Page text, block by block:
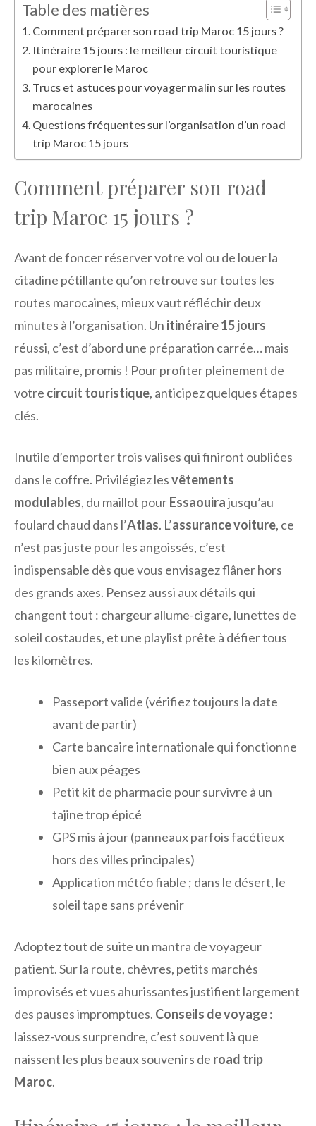
Table des matières
Comment préparer son road trip Maroc 15 jours ?
Itinéraire 15 jours : le meilleur circuit touristique
pour explorer le Maroc
Trucs et astuces pour voyager malin sur les routes
marocaines
Questions fréquentes sur l’organisation d’un road
trip Maroc 15 jours
Comment préparer son road
trip Maroc 15 jours ?
Avant de foncer réserver votre vol ou de louer la
citadine pétillante qu’on retrouve sur toutes les
routes marocaines, mieux vaut réfléchir deux
minutes à l’organisation. Un itinéraire 15 jours
réussi, c’est d’abord une préparation carrée… mais
pas militaire, promis ! Pour profiter pleinement de
votre circuit touristique, anticipez quelques étapes
clés.
Inutile d’emporter trois valises qui finiront oubliées
dans le coffre. Privilégiez lesvêtements
modulables, du maillot pourEssaouirajusqu’au
foulard chaud dans l’Atlas. L’assurance voiture, ce
n’est pas juste pour les angoissés, c’est
indispensable dès que vous envisagez flâner hors
des grands axes. Pensez aussi aux détails qui
changent tout : chargeur allume-cigare, lunettes de
soleil costaudes, et une playlist prête à défier tous
les kilomètres.
Passeport valide (vérifiez toujours la date
avant de partir)
Carte bancaire internationale qui fonctionne
bien aux péages
Petit kit de pharmacie pour survivre à un
tajine trop épicé
GPS mis à jour (panneaux parfois facétieux
hors des villes principales)
Application météo fiable ; dans le désert, le
soleil tape sans prévenir
Adoptez tout de suite un mantra de voyageur
patient. Sur la route, chèvres, petits marchés
improvisés et vues ahurissantes justifient largement
des pauses impromptues. Conseils de voyage:
laissez-vous surprendre, c’est souvent là que
naissent les plus beaux souvenirs de road trip
Maroc.